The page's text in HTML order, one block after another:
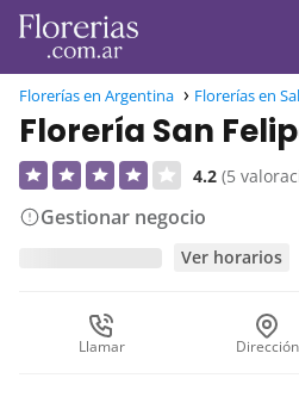
Florerías en Argentina Florerías en
Florería San
4.2 (5
Gestionar negocio
Ver horarios
Llamar Dirección